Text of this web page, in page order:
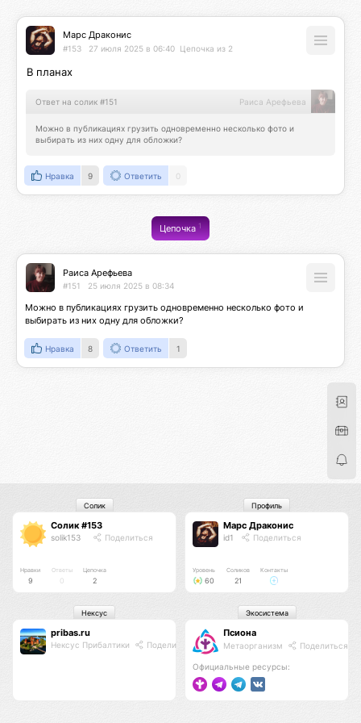
Марс Драконис
#153 27 июля 2025 в 06:40 Цепочка из 2
В планах
Ответ на солик #151 Раиса Арефьева
Можно в публикациях грузить одновременно несколько фото и
выбирать из них одну для обложки?
Нравка 9 Ответить 0
Цепочка1
Раиса Арефьева
#151 25 июля 2025 в 08:34
Можно в публикациях грузить одновременно несколько фото и
выбирать из них одну для обложки?
Нравка 8 Ответить 1
Солик #153
solik153 Поделиться
Нравки
9
Ответы
0
Цепочка
2
Солик
Марс Драконис
id1 Поделиться
Уровень
60
Соликов
21
Контакты
Профиль
pribas.ru
Нексус Прибалтики Поделиться
Нексус
Псиона
Метаорганизм Поделиться
Официальные ресурсы:
Экосистема